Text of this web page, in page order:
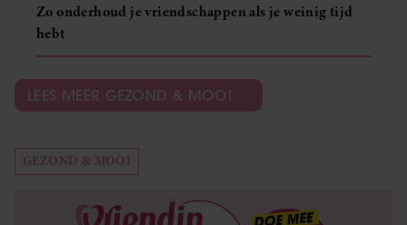
Zo onderhoud je vriendschappen als je weinig tijd
hebt
LEES MEER GEZOND & MOOI
GEZOND & MOOI